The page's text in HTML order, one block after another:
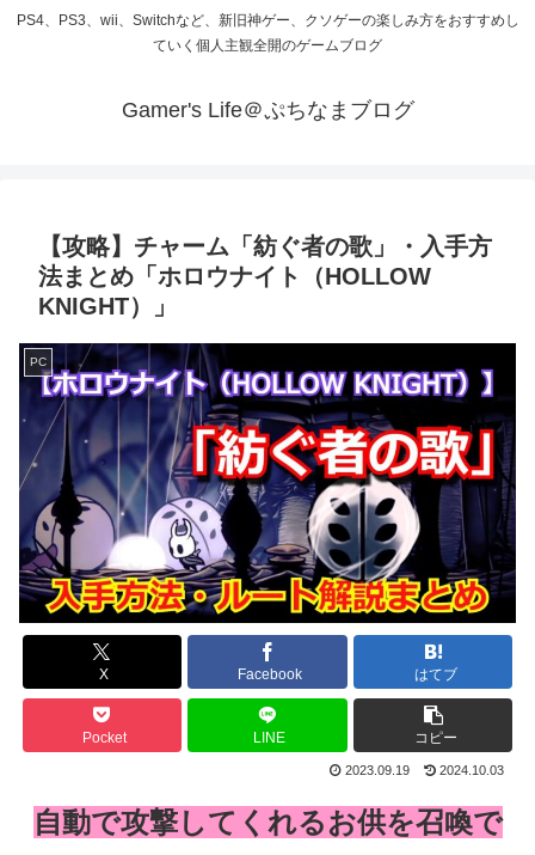
PS4、PS3、wii、Switchなど、新旧神ゲー、クソゲーの楽しみ方をおすすめし
ていく個人主観全開のゲームブログ
Gamer's Life＠ぷちなまブログ
【攻略】チャーム「紡ぐ者の歌」・入手方
法まとめ「ホロウナイト（HOLLOW
KNIGHT）」
PC
X Facebook はてブ
Pocket LINE コピー
2023.09.19 2024.10.03
自動で攻撃してくれるお供を召喚で